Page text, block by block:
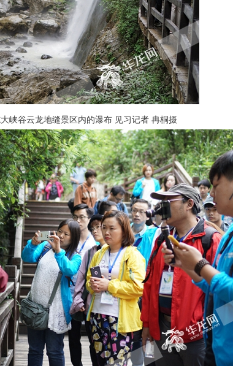
峡谷云龙地缝景区内的瀑布 见习记者 冉桐摄